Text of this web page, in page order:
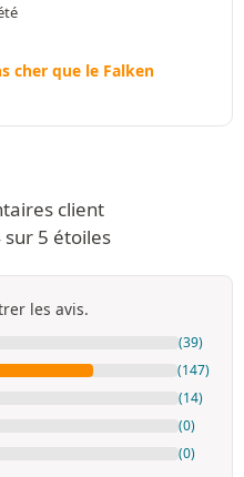
cher que le Falken
client
sur 5 étoiles
les avis.
(39)
(147)
(14)
(0)
(0)